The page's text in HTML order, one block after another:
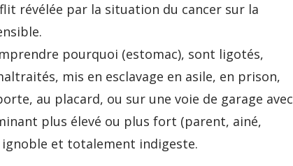
révélée par la situation du cancer sur la
pourquoi (estomac), sont ligotés,
mis en esclavage en asile, en prison,
au placard, ou sur une voie de garage avec
plus élevé ou plus fort (parent, ainé,
et totalement indigeste.